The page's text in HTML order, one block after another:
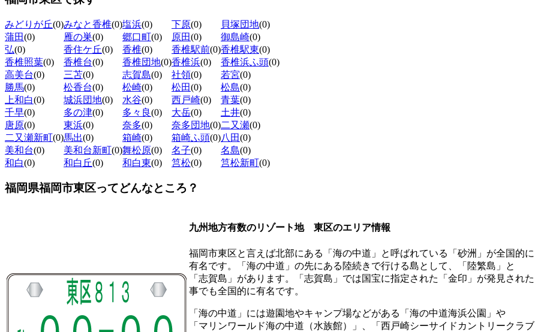
みどりが丘(0)みなと香椎(0)塩浜(0) 下原(0) 貝塚団地(0)
蒲田(0) 雁の巣(0) 郷口町(0) 原田(0) 御島崎(0)
弘(0) 香住ケ丘(0) 香椎(0) 香椎駅前(0)香椎駅東(0)
香椎照葉(0) 香椎台(0) 香椎団地(0)香椎浜(0) 香椎浜ふ頭(0)
高美台(0) 三苫(0) 志賀島(0) 社領(0) 若宮(0)
勝馬(0) 松香台(0) 松崎(0) 松田(0) 松島(0)
上和白(0) 城浜団地(0) 水谷(0) 西戸崎(0) 青葉(0)
千早(0) 多の津(0) 多々良(0) 大岳(0) 土井(0)
唐原(0) 東浜(0) 奈多(0) 奈多団地(0)二又瀬(0)
二又瀬新町(0)馬出(0) 箱崎(0) 箱崎ふ頭(0)八田(0)
美和台(0) 美和台新町(0)舞松原(0) 名子(0) 名島(0)
和白(0) 和白丘(0) 和白東(0) 筥松(0) 筥松新町(0)
福岡県福岡市東区ってどんなところ？
九州地方有数のリゾート地 東区のエリア情報
福岡市東区と言えば北部にある「海の中道」と呼ばれている「砂洲」が全国的に
有名です。「海の中道」の先にある陸続きで行ける島として、「陸繁島」と
「志賀島」があります。「志賀島」では国宝に指定された「金印」が発見された
事でも全国的に有名です。
「海の中道」には遊園地やキャンプ場などがある「海の中道海浜公園」や
「マリンワールド海の中道（水族館）」、「西戸崎シーサイドカントリークラブ